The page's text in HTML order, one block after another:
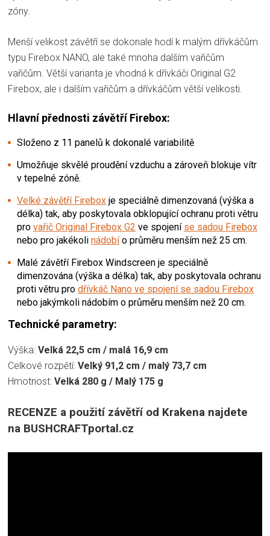
zóny.
Menší velikost závětří se dokonale hodí k malým dřívkáčům
typu Firebox NANO, ale také mnoha dalším vařičům
vařičům. Větší varianta je vhodná k dřívkáči Original G2
Firebox, ale i dalším vařičům a dřívkáčům větší velikosti.
Hlavní přednosti závětří Firebox:
Složeno z 11 panelů k dokonalé variabilitě
Umožňuje skvělé proudění vzduchu a zároveň blokuje vítr
v tepelné zóně.
Velké závětří Firebox je speciálně dimenzovaná (výška a
délka) tak, aby poskytovala obklopující ochranu proti větru
pro vařič Original Firebox G2 ve spojení se sadou Firebox
nebo pro jakékoli nádobío průměru menším než 25 cm.
Malé závětří Firebox Windscreen je speciálně
dimenzována (výška a délka) tak, aby poskytovala ochranu
proti větru pro dřívkáč Nano ve spojení se sadou Firebox
nebo jakýmkoli nádobím o průměru menším než 20 cm.
Technické parametry:
Výška: Velká 22,5 cm / malá 16,9 cm
Celkové rozpětí: Velký 91,2 cm / malý 73,7 cm
Hmotnost: Velká 280 g / Malý 175 g
RECENZE a použití závětří od Krakena najdete
na BUSHCRAFTportal.cz